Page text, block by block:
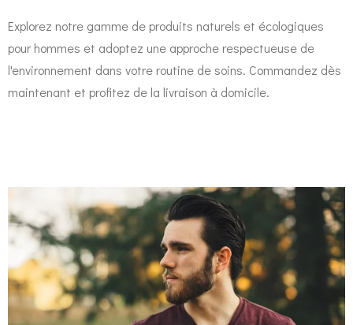
Explorez notre gamme de produits naturels et écologiques
pour hommes et adoptez une approche respectueuse de
l'environnement dans votre routine de soins. Commandez dès
maintenant et profitez de la livraison à domicile.